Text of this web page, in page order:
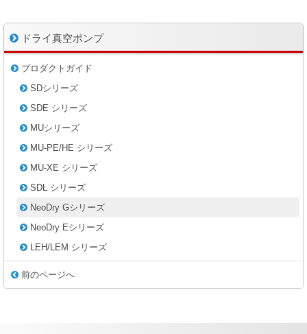
ドライ真空ポンプ
プロダクトガイド
SDシリーズ
SDE シリーズ
MUシリーズ
MU-PE/HE シリーズ
MU-XE シリーズ
SDL シリーズ
NeoDry Gシリーズ
NeoDry Eシリーズ
LEH/LEM シリーズ
前のページへ